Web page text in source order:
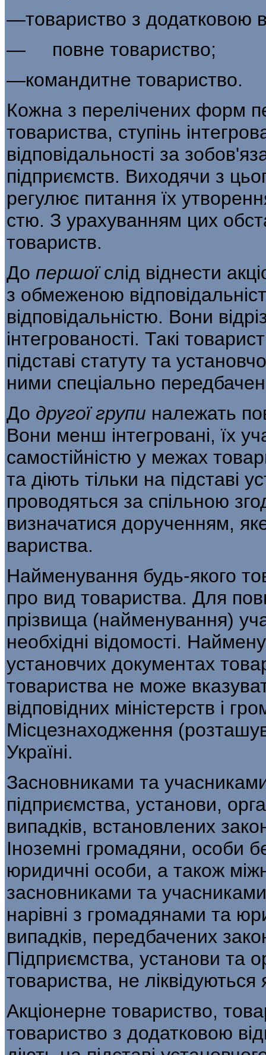
—товариство з додатковою
— повне товариство;
—командитне товариство.
Кожна з перелічених форм
товариства, ступінь
відповідальності за
підприємств. Виходячи з
регулює питання їх
стю. З урахуванням цих
товариств.
До першоїслід віднести
з обмеже­ною
відповідальністю. Во­ни
інтегрованості. Такі
підставі статуту та
ними спеціально
До другої групи належать
Вони менш інтегровані, їх
самостійністю у межах
та діють тільки на підставі
проводяться за спільною
визначатися дорученням,
вариства.
Найменування будь-якого
про вид товариства. Для
прізвища (наймену­вання)
необхідні відомості.
установчих документах
товариства не може
від­повідних міністерств і
Місцезнаходження
Україні.
Засновниками та
підприємства, установи,
випадків, встановлених
Іноземні громадяни, особи
юридичні особи, а також
засновниками та
нарівні з гро­мадянами та
випадків, передбачених
Підприємства, установи та
товариства, не
Акціонерне товариство,
товариство з до­датковою